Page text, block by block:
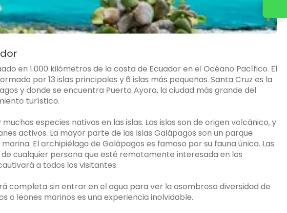
en 1.000 kilómetros de la costa de Ecuador en el Océano Pacífico. El
por 13 islas principales y 6 islas más pequeñas. Santa Cruz es la
y donde se encuentra Puerto Ayora, la ciudad más grande del
turístico.
especies nativas en las islas. Las islas son de origen volcánico, y
activos. La mayor parte de las Islas Galápagos son un parque
El archipiélago de Galápagos es famoso por su fauna única. Las
cualquier persona que esté remotamente interesada en los
a todos los visitantes.
completa sin entrar en el agua para ver la asombrosa diversidad de
Contacta con tu asesor de confianza